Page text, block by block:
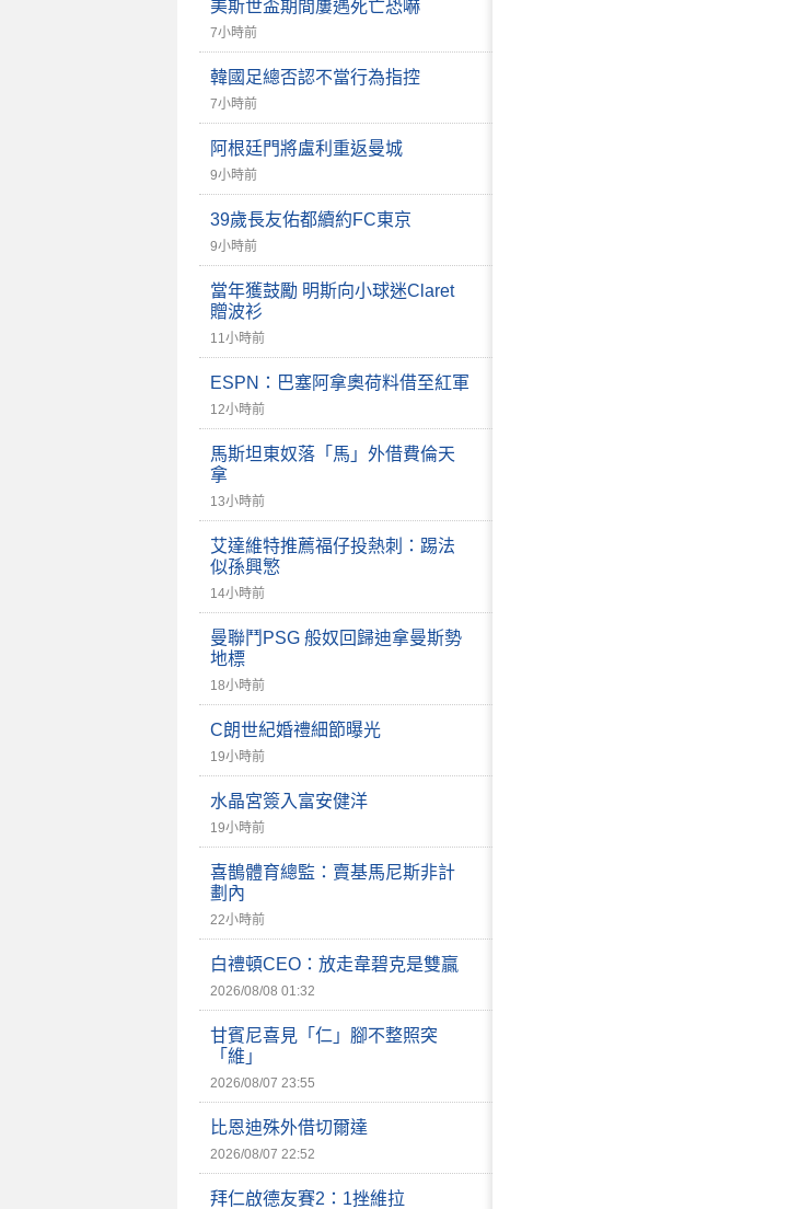
美斯世盃期間屢遇死亡恐嚇
7小時前
韓國足總否認不當行為指控
7小時前
阿根廷門將盧利重返曼城
9小時前
39歲長友佑都續約FC東京
9小時前
當年獲鼓勵 明斯向小球迷Claret
贈波衫
11小時前
ESPN：巴塞阿拿奧荷料借至紅軍
12小時前
馬斯坦東奴落「馬」外借費倫天
拿
13小時前
艾達維特推薦福仔投熱刺：踢法
似孫興慜
14小時前
曼聯鬥PSG 般奴回歸迪拿曼斯勢
地標
18小時前
C朗世紀婚禮細節曝光
19小時前
水晶宮簽入富安健洋
19小時前
喜鵲體育總監：賣基馬尼斯非計
劃內
22小時前
白禮頓CEO：放走韋碧克是雙贏
2026/08/08 01:32
甘賓尼喜見「仁」腳不整照突
「維」
2026/08/07 23:55
比恩迪殊外借切爾達
2026/08/07 22:52
拜仁啟德友賽2：1挫維拉